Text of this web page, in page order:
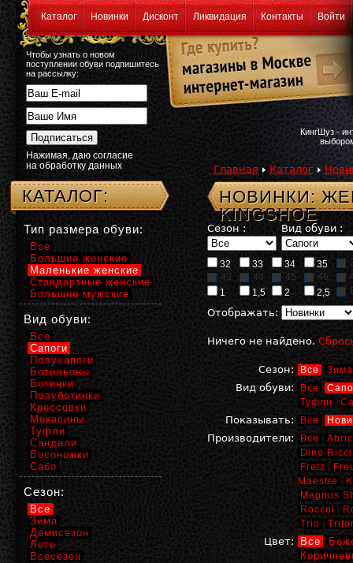
Каталог Новинки Дисконт Ликвидация Контакты Войти
Чтобы узнать о новом
поступлении обуви подпишитесь
на рассылку:
Нажимая, даю согласие
на обработку данных
КингШуз -
Главная Каталог
НОВИНКИ:
KINGSHOE
Сезон : Вид обуви :
32 33 34 35
43
44 45 46
1
1,5 2 2,5
Отображать:
Ничего не найдено.
Сезон: Все Зима
Вид обуви: Все
Туфли
Показывать: Все
Производители: Все
Dino Ricci
Fretz
Maestre
Magnus
Roccol
Trio
Цвет: Все
КАТАЛОГ:
Тип размера обуви:
Все
Большие женские
Маленькие женские
Стандартные женские
Большие мужские
Вид обуви:
Все
Сапоги
Полусапоги
Ботильоны
Ботинки
Полуботинки
Кроссовки
Мокасины
Туфли
Сандали
Босоножки
Сабо
Сезон:
Все
Зима
Демисезон
Лето
Всесезон